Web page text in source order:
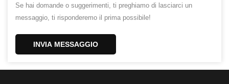
Se hai domande o suggerimenti, ti preghiamo di lasciarci un
messaggio, ti risponderemo il prima possibile!
INVIA MESSAGGIO